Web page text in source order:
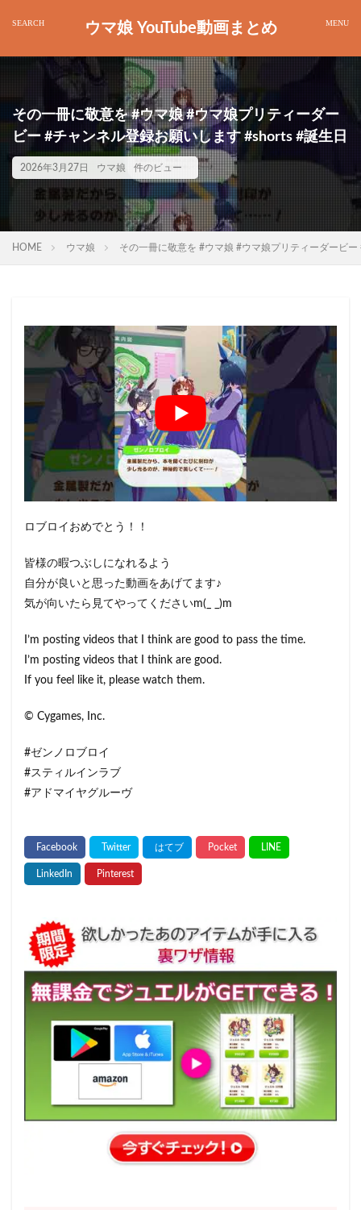
ウマ娘 YouTube動画まとめ
その一冊に敬意を #ウマ娘 #ウマ娘プリティーダー
ビー #チャンネル登録お願いします #shorts #誕生日
2026年3月27日 ウマ娘 件のビュー
HOME ウマ娘 その一冊に敬意を #ウマ娘 #ウマ娘プリティーダービ
ロブロイおめでとう！！
皆様の暇つぶしになれるよう
自分が良いと思った動画をあげてます♪
気が向いたら見てやってくださいm(_ _)m
I’m posting videos that I think are good to pass the time.
I’m posting videos that I think are good.
If you feel like it, please watch them.
© Cygames, Inc.
#ゼンノロブロイ
#スティルインラブ
#アドマイヤグルーヴ